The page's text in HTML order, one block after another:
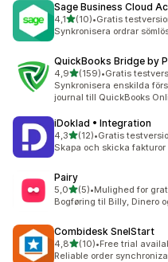
Sage Business Cloud
4,1av 5 stjärnor
(10)
10 recensioner totalt
•Gratis
Synkronisera ordrar
QuickBooks Bridge by
4,9av 5 stjärnor
(159)
159 recensioner totalt
•Gratis
Synkronisera enskilda
journal till QuickBooks
iDoklad • Integration
4,3av 5 stjärnor
(12)
12 recensioner totalt
•Gratis
Skapa och skicka
Pairy
5,0av 5 stjärnor
(5)
5 recensioner totalt
•Mulighed for
Bogføring til Billy, Dinero
Combidesk SnelStart
4,8av 5 stjärnor
(10)
10 recensioner totalt
•Free trial
Reliable order